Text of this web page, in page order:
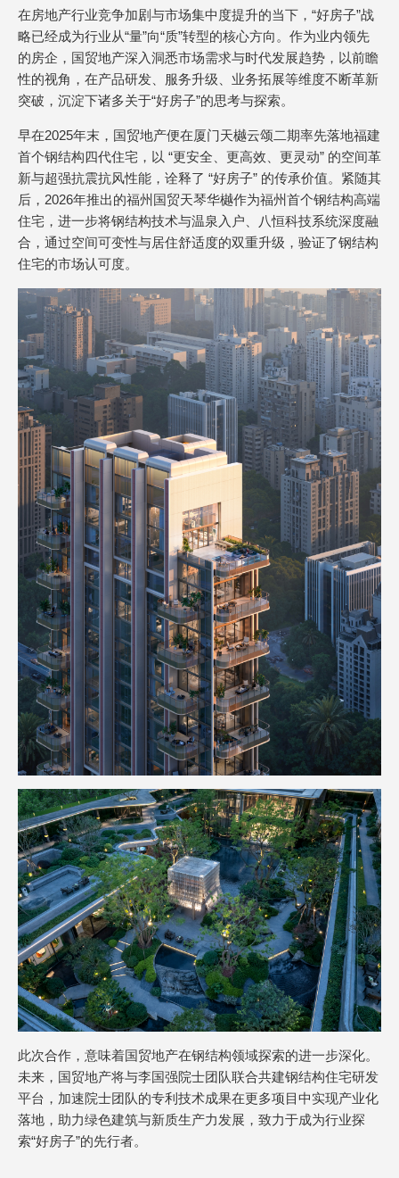
在房地产行业竞争加剧与市场集中度提升的当下，“好房子”战
略已经成为行业从“量”向“质”转型的核心方向。作为业内领先
的房企，国贸地产深入洞悉市场需求与时代发展趋势，以前瞻
性的视角，在产品研发、服务升级、业务拓展等维度不断革新
突破，沉淀下诸多关于“好房子”的思考与探索。
早在2025年末，国贸地产便在厦门天樾云颂二期率先落地福建
首个钢结构四代住宅，以 “更安全、更高效、更灵动” 的空间革
新与超强抗震抗风性能，诠释了 “好房子” 的传承价值。紧随其
后，2026年推出的福州国贸天琴华樾作为福州首个钢结构高端
住宅，进一步将钢结构技术与温泉入户、八恒科技系统深度融
合，通过空间可变性与居住舒适度的双重升级，验证了钢结构
住宅的市场认可度。
此次合作，意味着国贸地产在钢结构领域探索的进一步深化。
未来，国贸地产将与李国强院士团队联合共建钢结构住宅研发
平台，加速院士团队的专利技术成果在更多项目中实现产业化
落地，助力绿色建筑与新质生产力发展，致力于成为行业探
索“好房子”的先行者。